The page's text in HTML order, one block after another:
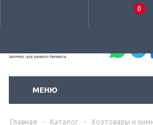
0
МЕНЮ
Главная - Каталог - Хозтовары и